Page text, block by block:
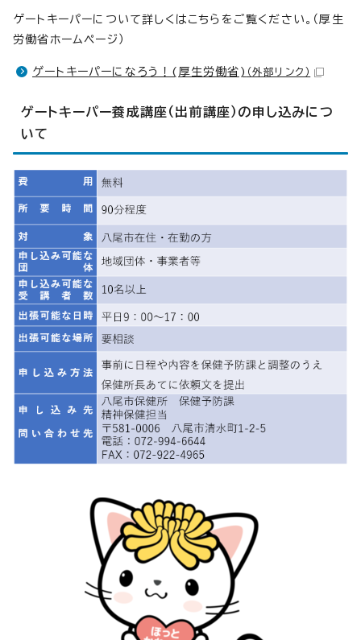
ゲートキーパーについて詳しくはこちらをご覧ください。（厚生
労働省ホームページ）
ゲートキーパーになろう！(厚生労働省) （外部リンク）
ゲートキーパー養成講座（出前講座）の申し込みにつ
いて